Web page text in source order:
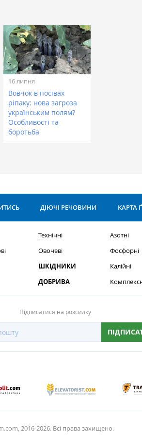
16 липня
Вовчок в посівах
ріпаку: нова загроза
українським полям?
Особливості та
боротьба
ДІЮЧІ РЕЧОВИНИ КАРТА
Технічні
Овочеві
ШКІДНИКИ
ДОБРИВА
Азотні
Фосфорні
Калійні
Підписатися на розсилку
2016-2026. Всі права захищено.